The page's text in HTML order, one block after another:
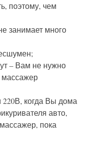
поэтому, чем
занимает много
– Вам не нужно
массажер
220В, когда Вы дома
авто,
пока